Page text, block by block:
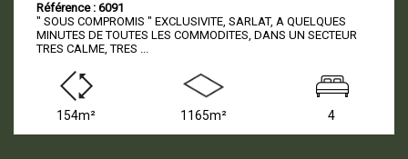
Référence : 6091
" SOUS COMPROMIS " EXCLUSIVITE, SARLAT, A QUELQUES
MINUTES DE TOUTES LES COMMODITES, DANS UN SECTEUR
TRES CALME, TRES ...
154m² 1165m² 4